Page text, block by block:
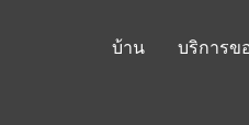
บ้าน บริการข